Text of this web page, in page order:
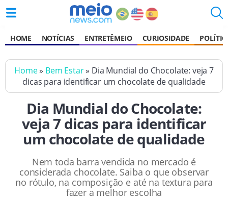
HOME NOTÍCIAS ENTRETÊMEIO CURIOSIDADE
Home» Bem Estar» Dia Mundial do Chocolate: veja 7
dicas para identificar um chocolate de qualidade
Dia Mundial do Chocolate:
veja 7 dicas para identificar
um chocolate de qualidade
Nem toda barra vendida no mercado é
considerada chocolate. Saiba o que observar
no rótulo, na composição e até na textura para
fazer a melhor escolha